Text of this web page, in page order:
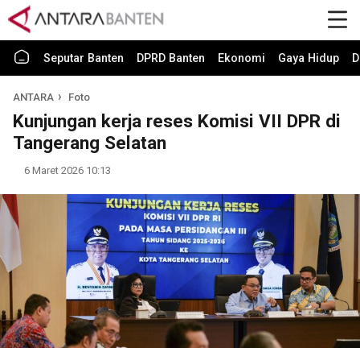
Seputar Banten DPRD Banten Ekonomi Gaya Hidup
ANTARA Foto
Kunjungan kerja reses Komisi VII DPR di
Tangerang Selatan
6 Maret 2026 10:13